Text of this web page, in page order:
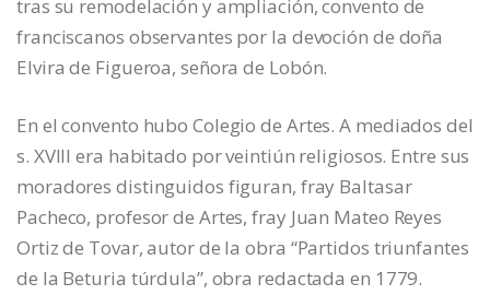
tras su remodelación y ampliación, convento de
franciscanos observantes por la devoción de doña
Elvira de Figueroa, señora de Lobón.
En el convento hubo Colegio de Artes. A mediados del
s. XVIII era habitado por veintiún religiosos. Entre sus
moradores distinguidos figuran, fray Baltasar
Pacheco, profesor de Artes, fray Juan Mateo Reyes
Ortiz de Tovar, autor de la obra “Partidos triunfantes
de la Beturia túrdula”, obra redactada en 1779.